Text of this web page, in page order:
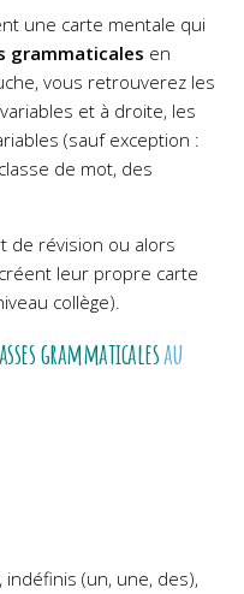
une carte mentale qui
grammaticales en
vous retrouverez les
et à droite, les
(sauf exception :
de mot, des
de révision ou alors
leur propre carte
collège).
grammaticalesau
indéfinis (un, une, des),